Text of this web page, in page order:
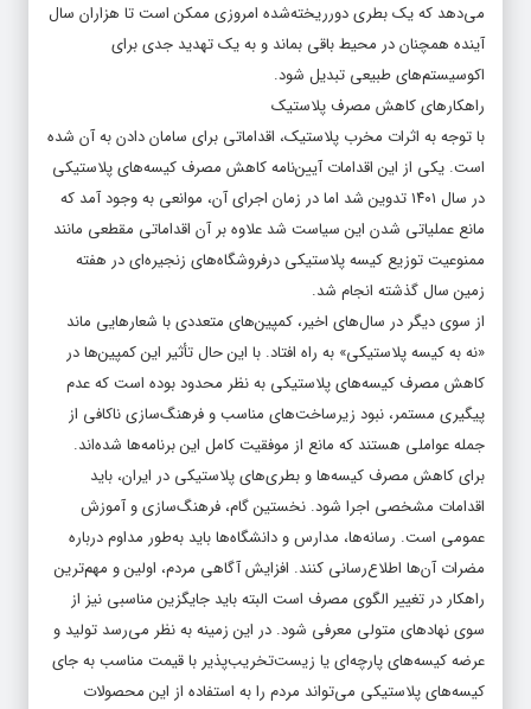
می‌دهد که یک بطری دورریخته‌شده امروزی ممکن است تا هزاران سال
آینده همچنان در محیط باقی بماند و به یک تهدید جدی برای
اکوسیستم‌های طبیعی تبدیل شود.
راهکارهای کاهش مصرف پلاستیک
با توجه به اثرات مخرب پلاستیک، اقداماتی برای سامان دادن به آن شده
است. یکی از این اقدامات آیین‌نامه کاهش مصرف کیسه‌های پلاستیکی
در سال ۱۴۰۱ تدوین شد اما در زمان اجرای آن، موانعی به وجود آمد که
مانع عملیاتی شدن این سیاست شد علاوه بر آن اقداماتی مقطعی مانند
ممنوعیت توزیع کیسه‌ پلاستیکی درفروشگاه‌های زنجیره‌ای در هفته
زمین سال گذشته انجام شد.
از سوی دیگر در سال‌های اخیر، کمپین‌های متعددی با شعارهایی ماند
«نه به کیسه پلاستیکی» به راه افتاد. با این حال تأثیر این کمپین‌ها در
کاهش مصرف کیسه‌های پلاستیکی به نظر محدود بوده است که عدم
پیگیری مستمر، نبود زیرساخت‌های مناسب و فرهنگ‌سازی ناکافی از
جمله عواملی هستند که مانع از موفقیت کامل این برنامه‌ها شده‌اند.
برای کاهش مصرف کیسه‌ها و بطری‌های پلاستیکی در ایران، باید
اقدامات مشخصی اجرا شود. نخستین گام، فرهنگ‌سازی و آموزش
عمومی است. رسانه‌ها، مدارس و دانشگاه‌ها باید به‌طور مداوم درباره
مضرات آن‌ها اطلاع‌رسانی کنند. افزایش آگاهی مردم، اولین و مهم‌ترین
راهکار در تغییر الگوی مصرف است البته باید جایگزین‌ مناسبی نیز از
سوی نهادهای متولی معرفی شود. در این زمینه به نظر می‌رسد تولید و
عرضه کیسه‌های پارچه‌ای یا زیست‌تخریب‌پذیر با قیمت مناسب به جای
کیسه‌های پلاستیکی می‌تواند مردم را به استفاده از این محصولات